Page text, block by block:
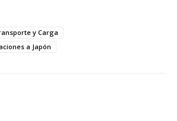
y Carga
a Japón